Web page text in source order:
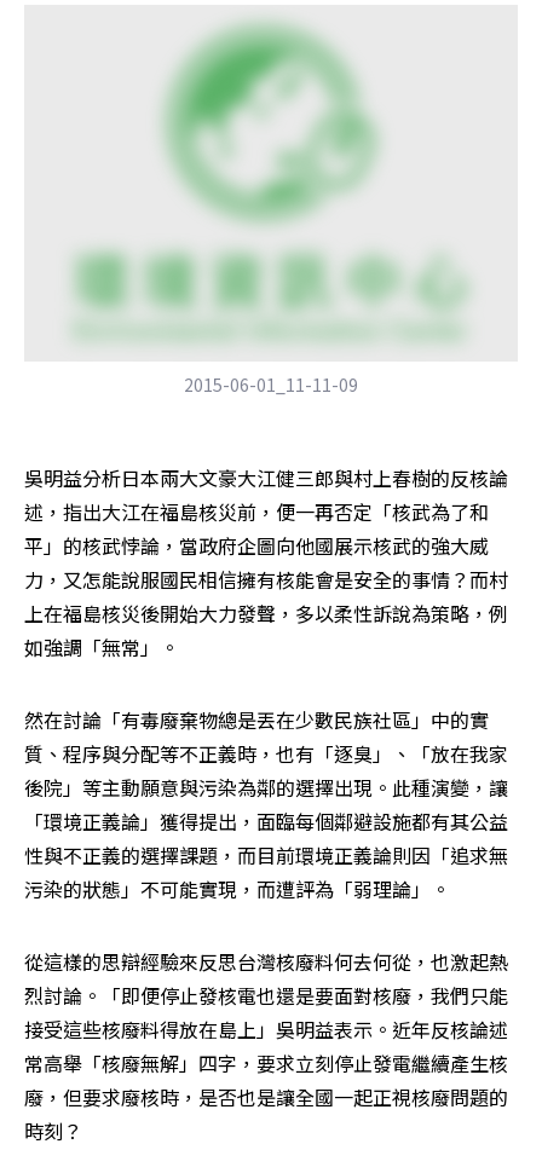
2015-06-01_11-11-09
吳明益分析日本兩大文豪大江健三郎與村上春樹的反核論
述，指出大江在福島核災前，便一再否定「核武為了和
平」的核武悖論，當政府企圖向他國展示核武的強大威
力，又怎能說服國民相信擁有核能會是安全的事情？而村
上在福島核災後開始大力發聲，多以柔性訴說為策略，例
如強調「無常」。
然在討論「有毒廢棄物總是丟在少數民族社區」中的實
質、程序與分配等不正義時，也有「逐臭」、「放在我家
後院」等主動願意與污染為鄰的選擇出現。此種演變，讓
「環境正義論」獲得提出，面臨每個鄰避設施都有其公益
性與不正義的選擇課題，而目前環境正義論則因「追求無
污染的狀態」不可能實現，而遭評為「弱理論」。
從這樣的思辯經驗來反思台灣核廢料何去何從，也激起熱
烈討論。「即便停止發核電也還是要面對核廢，我們只能
接受這些核廢料得放在島上」吳明益表示。近年反核論述
常高舉「核廢無解」四字，要求立刻停止發電繼續產生核
廢，但要求廢核時，是否也是讓全國一起正視核廢問題的
時刻？